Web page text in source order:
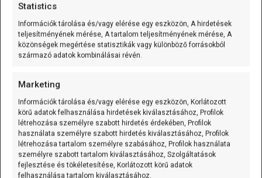
Statistics
Információk tárolása és/vagy elérése egy eszközön, A hirdetések
teljesítményének mérése, A tartalom teljesítményének mérése, A
közönségek megértése statisztikák vagy különböző forrásokból
származó adatok kombinálásai révén.
Marketing
Információk tárolása és/vagy elérése egy eszközön, Korlátozott
körű adatok felhasználása hirdetések kiválasztásához, Profilok
létrehozása személyre szabott hirdetés érdekében, Profilok
használata személyre szabott hirdetés kiválasztásához, Profilok
létrehozása tartalom személyre szabásához, Profilok használata
személyre szabott tartalom kiválasztásához, Szolgáltatások
fejlesztése és tökéletesítése, Korlátozott körű adatok
felhasználása tartalom kiválasztásához.
Az energiatakarékosság elméleti és valós hatásai
megújuló energiák korában sok kutató megkérdőjelezi az
óraátállítás energiatakarékossági hatékonyságát. Az
energiatakarékos LED világítás, a napenergiára és más
megújuló forrásokra épülő rendszerek, valamint a
klimatizált épületek egyre inkább csökkentik a
világításból származó energiafogyasztást. Egyes
tanulmányok szerint az óraátállítás hatása az